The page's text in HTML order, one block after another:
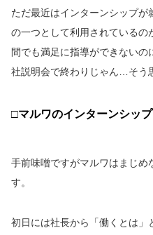
ただ最近はインターンシップ
の一つとして利用されているの
間でも満足に指導ができない
社説明会で終わりじゃん…そう
□マルワのインターンシップ
手前味噌ですがマルワはまじめ
す。
初日には社長から「働くとは